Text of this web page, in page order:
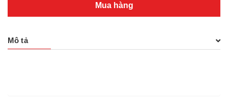
Mua hàng
Mô tả